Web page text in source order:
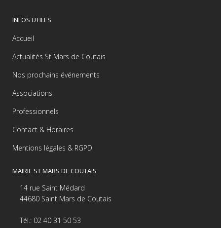
INFOS UTILES
Accueil
Actualités St Mars de Coutais
Nos prochains événements
Associations
Professionnels
Contact & Horaires
Mentions légales & RGPD
MAIRIE ST MARS DE COUTAIS
14 rue Saint Médard
44680 Saint Mars de Coutais
Tél.: 02 40 31 50 53